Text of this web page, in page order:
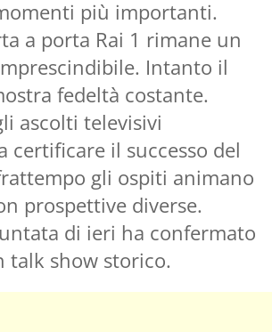
più importanti.
a porta Rai 1 rimane un
Intanto il
fedeltà costante.
ascolti televisivi
certificare il successo del
gli ospiti animano
prospettive diverse.
di ieri ha confermato
talk show storico.